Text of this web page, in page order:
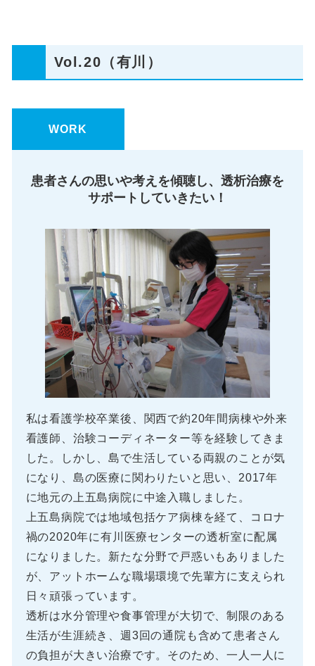
Vol.20（有川）
WORK
患者さんの思いや考えを傾聴し、透析治療を
サポートしていきたい！
私は看護学校卒業後、関西で約20年間病棟や外来
看護師、治験コーディネーター等を経験してきま
した。しかし、島で生活している両親のことが気
になり、島の医療に関わりたいと思い、2017年
に地元の上五島病院に中途入職しました。
上五島病院では地域包括ケア病棟を経て、コロナ
禍の2020年に有川医療センターの透析室に配属
になりました。新たな分野で戸惑いもありました
が、アットホームな職場環境で先輩方に支えられ
日々頑張っています。
透析は水分管理や食事管理が大切で、制限のある
生活が生涯続き、週3回の通院も含めて患者さん
の負担が大きい治療です。そのため、一人一人に